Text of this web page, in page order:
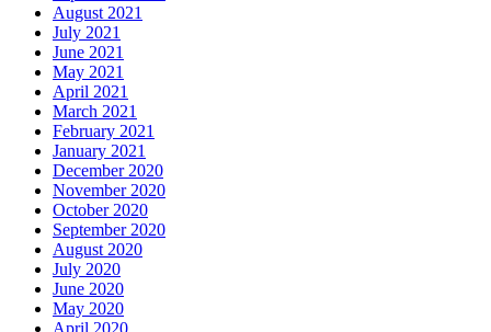
August 2021
July 2021
June 2021
May 2021
April 2021
March 2021
February 2021
January 2021
December 2020
November 2020
October 2020
September 2020
August 2020
July 2020
June 2020
May 2020
April 2020